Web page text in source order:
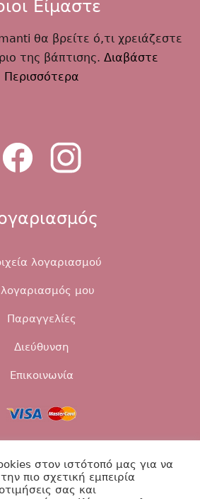
Είμαστε
θα βρείτε ό,τι χρειάζεστε
της βάπτισης. Διαβάστε
Περισσότερα
λογαριασμού
μου
Παραγγελίες
Διεύθυνση
Επικοινωνία
Τρόποι πληρωμής
Πολιτική Απορρήτου
στον ιστότοπό μας για να
πιο σχετική εμπειρία
σας και